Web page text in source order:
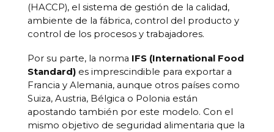
(HACCP), el sistema de gestión de la calidad,
ambiente de la fábrica, control del producto y
control de los procesos y trabajadores.
Por su parte, la norma IFS (International Food
Standard) es imprescindible para exportar a
Francia y Alemania, aunque otros países como
Suiza, Austria, Bélgica o Polonia están
apostando también por este modelo. Con el
mismo objetivo de seguridad alimentaria que la